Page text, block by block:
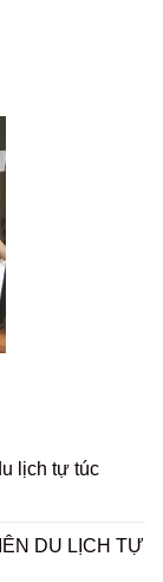
lịch tự túc
DU LỊCH TỰ